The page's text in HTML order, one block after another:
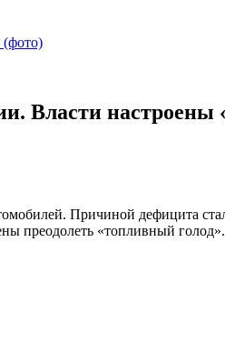
(фото)
Власти настроены
Причиной дефицита
преодолеть «топливный